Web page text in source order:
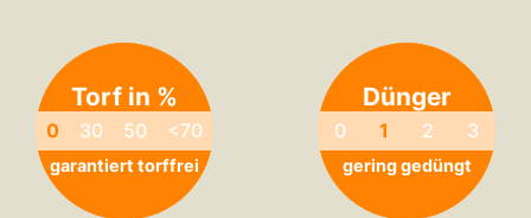
Torf in %
0 30 50 <70
garantiert torffrei
Dünger
0 1 2 3
gering gedüngt